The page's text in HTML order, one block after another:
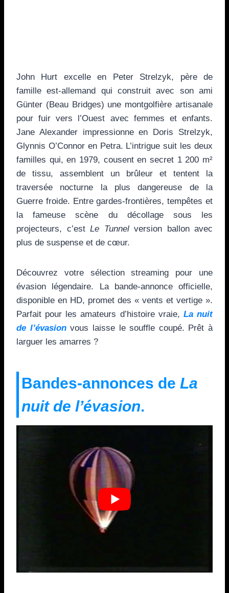
John Hurt excelle en Peter Strelzyk, père de
famille est-allemand qui construit avec son ami
Günter (Beau Bridges) une montgolfière artisanale
pour fuir vers l’Ouest avec femmes et enfants.
Jane Alexander impressionne en Doris Strelzyk,
Glynnis O’Connor en Petra. L’intrigue suit les deux
familles qui, en 1979, cousent en secret 1 200 m²
de tissu, assemblent un brûleur et tentent la
traversée nocturne la plus dangereuse de la
Guerre froide. Entre gardes-frontières, tempêtes et
la fameuse scène du décollage sous les
projecteurs, c’est Le Tunnelversion ballon avec
plus de suspense et de cœur.
Découvrez votre sélection streaming pour une
évasion légendaire. La bande-annonce officielle,
disponible en HD, promet des « vents et vertige ».
Parfait pour les amateurs d’histoire vraie, La nuit
de l’évasionvous laisse le souffle coupé. Prêt à
larguer les amarres ?
Bandes-annonces de La
nuit de l’évasion.